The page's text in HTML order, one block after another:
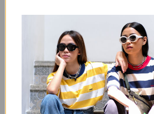
There are no products left
Sold out
Please select another
- Boardshort polos dengan detail bordir